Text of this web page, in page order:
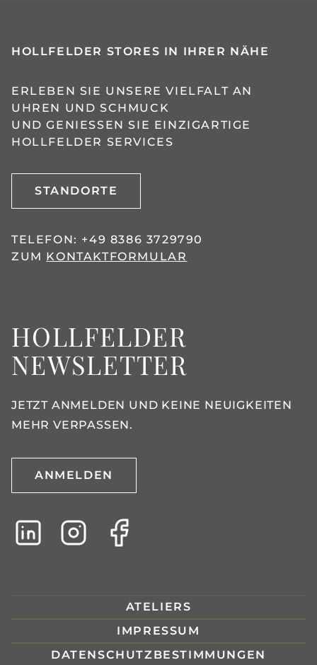
HOLLFELDER STORES IN IHRER NÄHE
ERLEBEN SIE UNSERE VIELFALT AN
UHREN UND SCHMUCK
UND GENIESSEN SIE EINZIGARTIGE H
OLLFELDER SERVICES
STANDORTE
TELEFON: +49 8386 3729790
ZUM KONTAKTFORMULAR
HOLLFELDER
NEWSLETTER
JETZT ANMELDEN UND KEINE NEUIGKEITEN
MEHR VERPASSEN.
ANMELDEN
ATELIERS
IMPRESSUM
DATENSCHUTZBESTIMMUNGEN